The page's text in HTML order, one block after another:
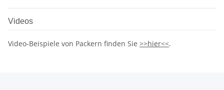
Videos
Video-Beispiele von Packern finden Sie >>hier<<.